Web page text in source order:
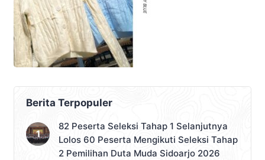
Berita Terpopuler
82 Peserta Seleksi Tahap 1 Selanjutnya
Lolos 60 Peserta Mengikuti Seleksi Tahap
2 Pemilihan Duta Muda Sidoarjo 2026